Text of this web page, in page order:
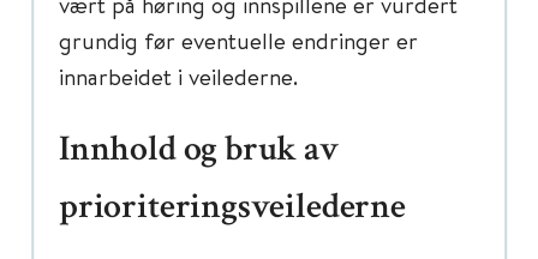
grundig før eventuelle endringer er
innarbeidet i veilederne.
Innhold og bruk av
prioriteringsveilederne